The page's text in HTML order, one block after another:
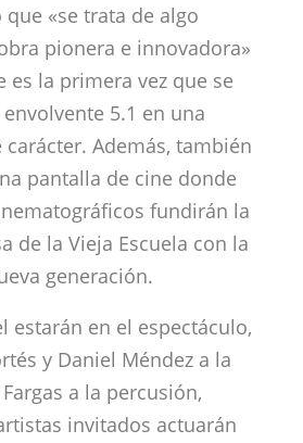
«se trata de algo
pionera e innovadora»
es la primera vez que se
5.1 en una
Además, también
pantalla de cine donde
fundirán la
de la Vieja Escuela con la
generación.
estarán en el espectáculo,
y Daniel Méndez a la
a la percusión,
invitados actuarán